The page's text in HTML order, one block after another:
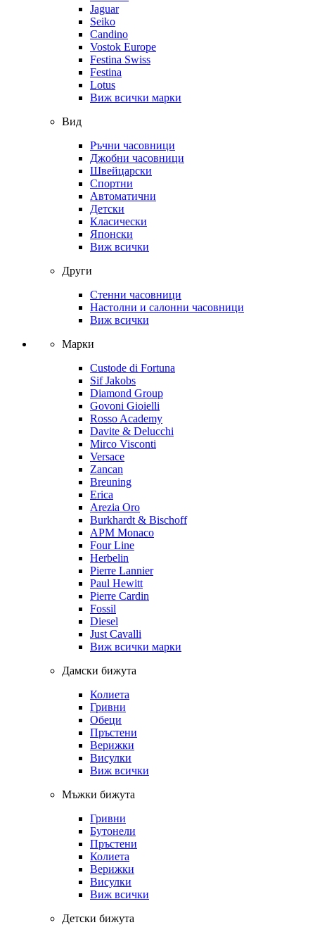
Jaguar
Seiko
Candino
Vostok Europe
Festina Swiss
Festina
Lotus
Виж всички марки
Вид
Ръчни часовници
Джобни часовници
Швейцарски
Спортни
Автоматични
Детски
Класически
Японски
Виж всички
Други
Стенни часовници
Настолни и салонни часовници
Виж всички
Марки
Custode di Fortuna
Sif Jakobs
Diamond Group
Govoni Gioielli
Rosso Academy
Davite & Delucchi
Mirco Visconti
Versace
Zancan
Breuning
Erica
Arezia Oro
Burkhardt & Bischoff
APM Monaco
Four Line
Herbelin
Pierre Lannier
Paul Hewitt
Pierre Cardin
Fossil
Diesel
Just Cavalli
Виж всички марки
Дамски бижута
Колиета
Гривни
Обеци
Пръстени
Верижки
Висулки
Виж всички
Мъжки бижута
Гривни
Бутонели
Пръстени
Колиета
Верижки
Висулки
Виж всички
Детски бижута